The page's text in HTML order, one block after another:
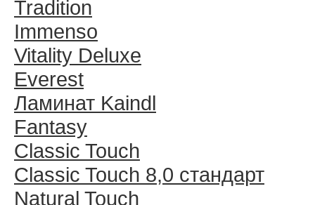
Tradition
Immenso
Vitality Deluxe
Everest
Ламинат Kaindl
Fantasy
Classic Touch
Classic Touch 8,0 стандарт
Natural Touch